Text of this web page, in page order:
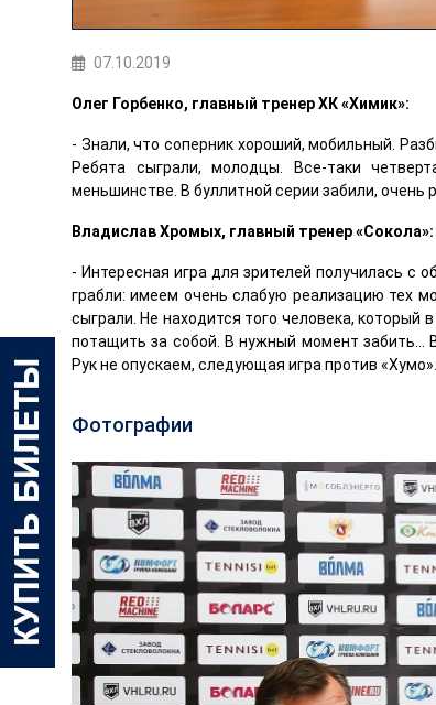
07.10.2019
Олег Горбенко, главный тренер ХК «Химик»:
- Знали, что соперник хороший, мобильный.
Ребята сыграли, молодцы. Все-таки
меньшинстве. В буллитной серии забили, очень
Владислав Хромых, главный тренер «Сокола»:
- Интересная игра для зрителей получилась с
грабли: имеем очень слабую реализацию тех
сыграли. Не находится того человека,
потащить за собой. В нужный момент забить…
Рук не опускаем, следующая игра против
Фотографии